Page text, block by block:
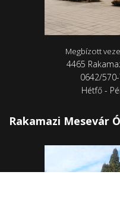
Megbízott
4465
0642/
Hétfő -
Rakamazi Mesevár